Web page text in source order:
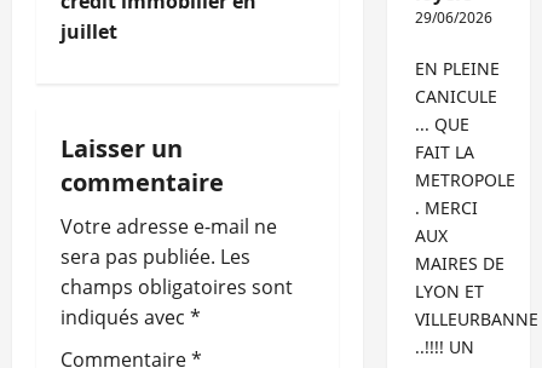
g
t
i
o
n
d
juillet
Laisser un
commentaire
Votre adresse e-mail ne
sera pas publiée. Les
champs obligatoires sont
indiqués avec *
Commentaire*
29/06/2026
EN PLEINE
CANICULE
... QUE
FAIT LA
METROPOLE
. MERCI
AUX
MAIRES DE
LYON ET
VILLEURBANNE
..!!!! UN